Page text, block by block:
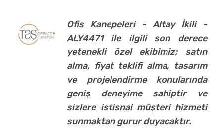
Ofis Kanepeleri - Altay İkili -
ALY4471 ile ilgili son derece
yetenekli özel ekibimiz; satın
alma, fiyat teklifi alma, tasarım
ve projelendirme konularında
geniş deneyime sahiptir ve
sizlere istisnai müşteri hizmeti
sunmaktan gurur duyacaktır.